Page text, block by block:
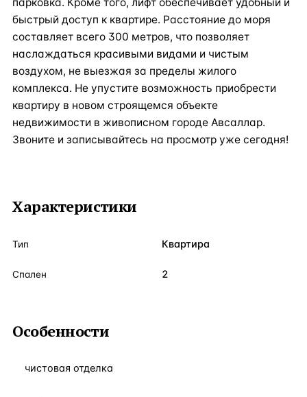
быстрый доступ к квартире. Расстояние до моря
составляет всего 300 метров, что позволяет
наслаждаться красивыми видами и чистым
воздухом, не выезжая за пределы жилого
комплекса. Не упустите возможность приобрести
квартиру в новом строящемся объекте
недвижимости в живописном городе Авсаллар.
Звоните и записывайтесь на просмотр уже сегодня!
Характеристики
Тип Квартира
Спален 2
Особенности
чистовая отделка